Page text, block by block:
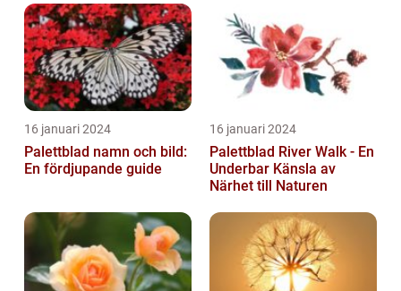
16 januari 2024
Palettblad namn och bild:
En fördjupande guide
16 januari 2024
Palettblad River Walk - En
Underbar Känsla av
Närhet till Naturen